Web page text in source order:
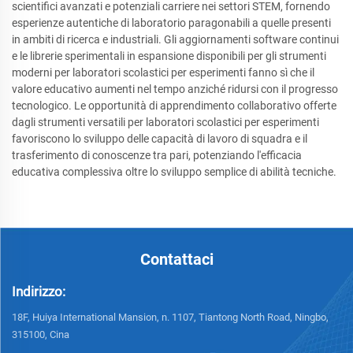
scientifici avanzati e potenziali carriere nei settori STEM, fornendo
esperienze autentiche di laboratorio paragonabili a quelle presenti
in ambiti di ricerca e industriali. Gli aggiornamenti software continui
e le librerie sperimentali in espansione disponibili per gli strumenti
moderni per laboratori scolastici per esperimenti fanno sì che il
valore educativo aumenti nel tempo anziché ridursi con il progresso
tecnologico. Le opportunità di apprendimento collaborativo offerte
dagli strumenti versatili per laboratori scolastici per esperimenti
favoriscono lo sviluppo delle capacità di lavoro di squadra e il
trasferimento di conoscenze tra pari, potenziando l'efficacia
educativa complessiva oltre lo sviluppo semplice di abilità tecniche.
Contattaci
Indirizzo:
18F, Huiya International Mansion, n. 1107, Tiantong North Road, Ningbo,
315100, Cina